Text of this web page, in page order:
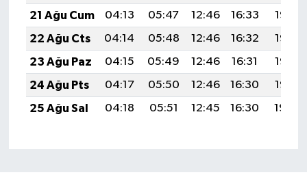
21 Ağu Cum
04:13 05:47 12:46 16:33
19:36
22 Ağu Cts
04:14 05:48 12:46 16:32
19:35
23 Ağu Paz
04:15 05:49 12:46 16:31
19:33
24 Ağu Pts
04:17 05:50 12:46 16:30
19:32
25 Ağu Sal
04:18 05:51 12:45 16:30 19:30